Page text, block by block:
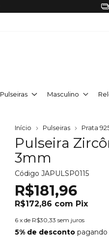
Pulseiras Masculino
Início Pulseiras Prata
Pulseira
3mm
Código JAPULSP0115
R$181,96
R$172,86 com Pix
6 x de R$30,33 sem juros
5% de desconto